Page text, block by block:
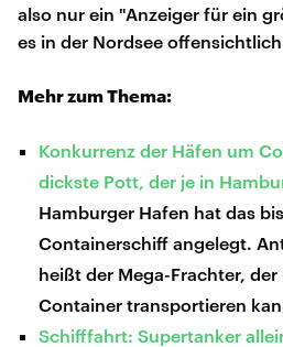
also nur ein "Anzeiger für ein
es in der Nordsee
Mehr zum Thema:
Konkurrenz der Häfen um
dickste Pott, der je in
Hamburger Hafen hat das
Containerschiff angelegt.
heißt der Mega-Frachter,
Container transportieren
Schifffahrt: Supertanker